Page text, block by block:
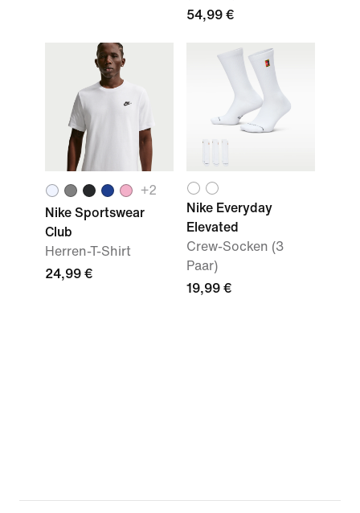
54,99 €
+2
Nike Sportswear
Club
Herren-T-Shirt
24,99 €
Nike Everyday
Elevated
Crew-Socken (3
Paar)
19,99 €